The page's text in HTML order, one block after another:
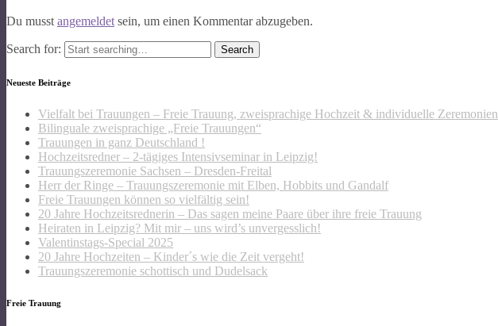
Du musst angemeldet sein, um einen Kommentar abzugeben.
Search for:
Neueste Beiträge
Vielfalt bei Trauungen – Freie Trauung, zweisprachige Hochzeit & individuelle Zeremonien
Bilinguale zweisprachige „Freie Trauungen“
Trauungen in ganz Deutschland !
Hochzeitsredner – 2-tägiges Intensivseminar in Leipzig!
Trauungszeremonie Sachsen – Dresden-Freital
Herr der Ringe – Trauungszeremonie mit Elben, Hobbits und Gandalf
Freie Trauungen können so vielfältig sein!
20 Jahre Hochzeitsrednerin – Das sagen meine Paare über ihre freie Trauung
Heiraten in Leipzig? Mit mir – uns wird’s unvergesslich!
Valentinstags-Special 2025
20 Jahre Hochzeiten – Kinder´s wie die Zeit vergeht!
Trauungszeremonie schottisch und Dudelsack
Freie Trauung